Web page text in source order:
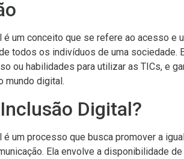
é um conceito que se refere ao acesso e
todos os indivíduos de uma sociedade.
ou habilidades para utilizar as TICs, e
mundo digital.
Digital?
é um processo que busca promover a
Ela envolve a disponibilidade